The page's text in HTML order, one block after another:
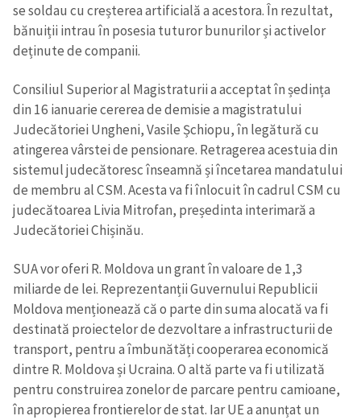
se soldau cu creșterea artificială a acestora. În rezultat,
bănuiții intrau în posesia tuturor bunurilor și activelor
deținute de companii.
Consiliul Superior al Magistraturii a acceptat în ședința
din 16 ianuarie cererea de demisie a magistratului
Judecătoriei Ungheni, Vasile Șchiopu, în legătură cu
atingerea vârstei de pensionare. Retragerea acestuia din
sistemul judecătoresc înseamnă și încetarea mandatului
de membru al CSM. Acesta va fi înlocuit în cadrul CSM cu
judecătoarea Livia Mitrofan, președinta interimară a
Judecătoriei Chișinău.
SUA vor oferi R. Moldova un grant în valoare de 1,3
miliarde de lei. Reprezentanții Guvernului Republicii
Moldova menționează că o parte din suma alocată va fi
destinată proiectelor de dezvoltare a infrastructurii de
transport, pentru a îmbunătăți cooperarea economică
dintre R. Moldova și Ucraina. O altă parte va fi utilizată
pentru construirea zonelor de parcare pentru camioane,
în apropierea frontierelor de stat. Iar UE a anunțat un